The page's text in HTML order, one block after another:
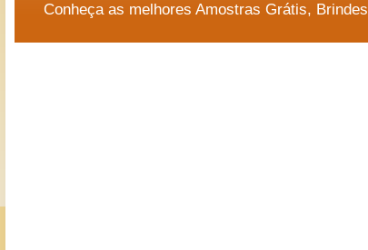
Conheça as melhores Amostras Grátis,